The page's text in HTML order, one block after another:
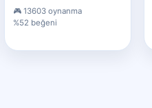
13603 oynanma
%52 beğeni